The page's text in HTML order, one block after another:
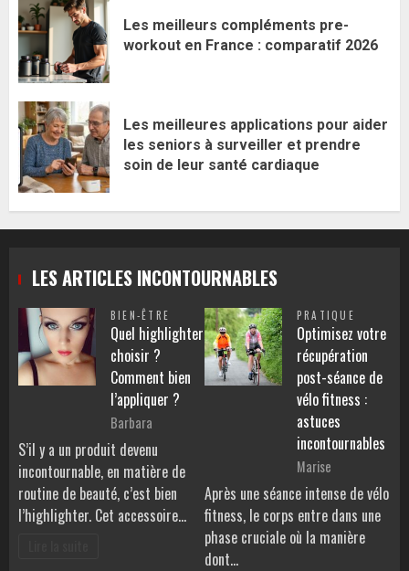
Les meilleurs compléments pre-
workout en France : comparatif 2026
Les meilleures applications pour aider
les seniors à surveiller et prendre
soin de leur santé cardiaque
LES ARTICLES INCONTOURNABLES
BIEN-ÊTRE
Quel highlighter
choisir ?
Comment bien
l’appliquer ?
Barbara
S’il y a un produit devenu
incontournable, en matière de
routine de beauté, c’est bien
l’highlighter. Cet accessoire…
PRATIQUE
Optimisez votre
récupération
post-séance de
vélo fitness :
astuces
incontournables
Marise
Après une séance intense de vélo
fitness, le corps entre dans une
phase cruciale où la manière
dont…